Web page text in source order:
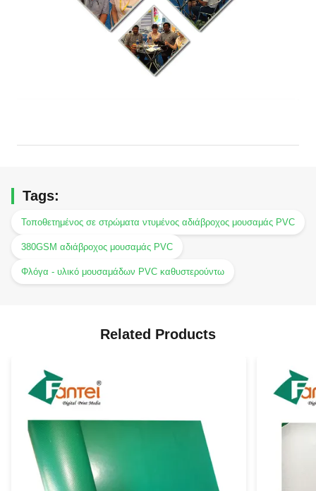
Tags:
Τοποθετημένος σε στρώματα ντυμένος αδιάβροχος μουσαμάς PVC
380GSM αδιάβροχος μουσαμάς PVC
Φλόγα - υλικό μουσαμάδων PVC καθυστερούντω
Related Products